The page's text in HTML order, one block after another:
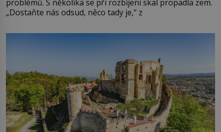
problémů. S několika se při rozbíjení skal propadla zem.
„Dostaňte nás odsud, něco tady je,“ z